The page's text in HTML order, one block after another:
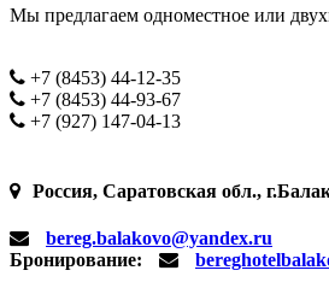
Мы предлагаем одноместное или
+7 (8453) 44-12-35
+7 (8453) 44-93-67
+7 (927) 147-04-13
Россия, Саратовская обл.,
bereg.balakovo@yandex.ru
Бронирование: